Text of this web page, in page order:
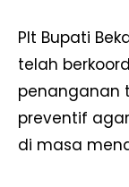
Plt Bupati
telah
penanganan
preventif
di masa